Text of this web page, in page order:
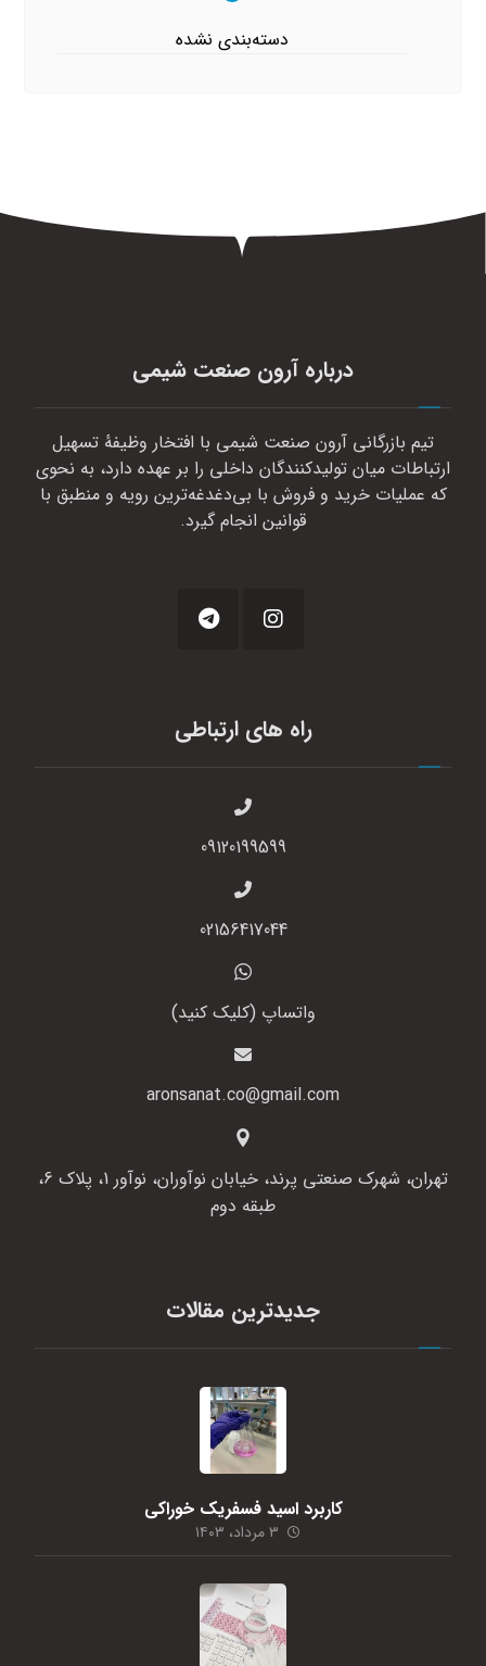
دسته‌بندی نشده
درباره آرون صنعت شیمی
تیم بازرگانی آرون صنعت شیمی با افتخار وظیفهٔ تسهیل
ارتباطات میان تولیدکنندگان داخلی را بر عهده دارد، به نحوی
که عملیات خرید و فروش با بی‌دغدغه‌ترین رویه و منطبق با
قوانین انجام گیرد.
راه های ارتباطی
09120199599
02156417044
واتساپ (کلیک کنید)
aronsanat.co@gmail.com
تهران، شهرک صنعتی پرند، خیابان نوآوران، نوآور 1، پلاک 6،
طبقه دوم
جدیدترین مقالات
کاربرد اسید فسفریک خوراکی
۳ مرداد، ۱۴۰۳